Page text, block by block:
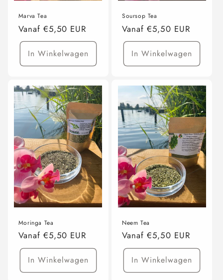
Marva Tea
Normale
prijs
Vanaf €5,50 EUR
In Winkelwagen
Soursop Tea
Normale
prijs
Vanaf €5,50 EUR
In Winkelwagen
Moringa Tea
Normale
prijs
Vanaf €5,50 EUR
In Winkelwagen
Neem Tea
Normale
prijs
Vanaf €5,50 EUR
In Winkelwagen